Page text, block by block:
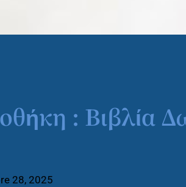
: Βιβλία
28, 2025